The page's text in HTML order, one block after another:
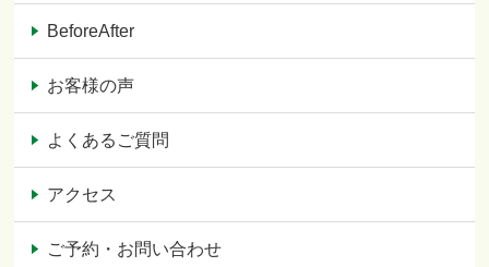
BeforeAfter
お客様の声
よくあるご質問
アクセス
ご予約・お問い合わせ